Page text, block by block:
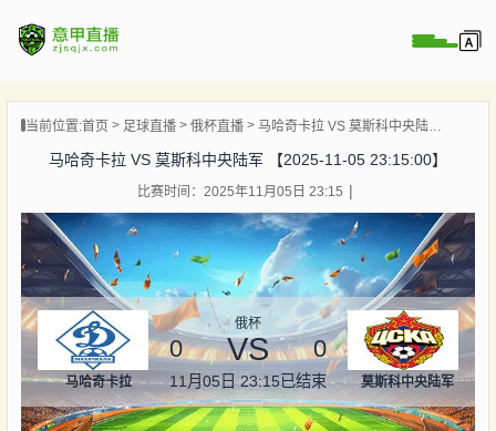
播
像
闻
当前位置:首页 足球直播 俄杯直播 马哈奇卡拉 VS 莫斯科中央陆军 【2025-11-05 23:15:00】
马哈奇卡拉 VS 莫斯科中央陆军 【2025-11-05 23:15:00】
比赛时间：2025年11月05日 23:15
马哈奇卡拉
俄杯
0 VS 0
11月05日 23:15已结束 莫斯科中央陆军